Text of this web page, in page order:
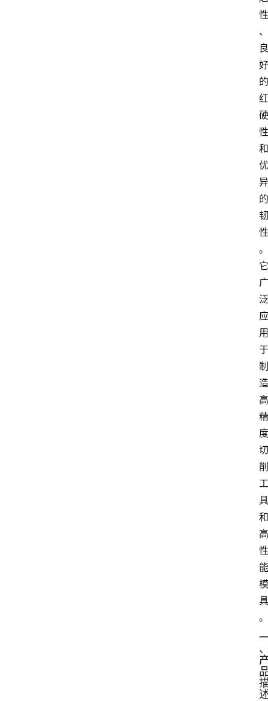
性
、
良
好
的
红
硬
性
和
优
异
的
韧
性
。
它
广
泛
应
用
于
制
造
高
精
度
切
削
工
具
和
高
性
能
模
具
。